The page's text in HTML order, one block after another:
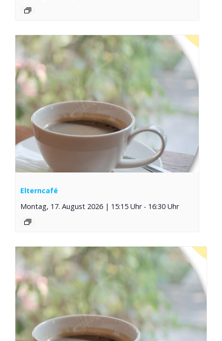
Elterncafé
Montag, 17. August 2026 | 15:15 Uhr - 16:30 Uhr